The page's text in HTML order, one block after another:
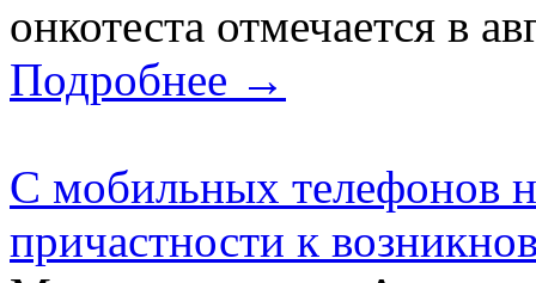
онкотеста отмечается в
Подробнее →
С мобильных телефонов
причастности к